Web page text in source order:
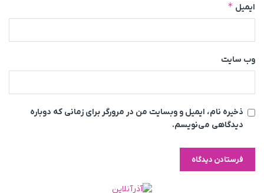
ایمیل *
وب‌ سایت
ذخیره نام، ایمیل و وبسایت من در مرورگر برای زمانی که دوباره
دیدگاهی می‌نویسم.